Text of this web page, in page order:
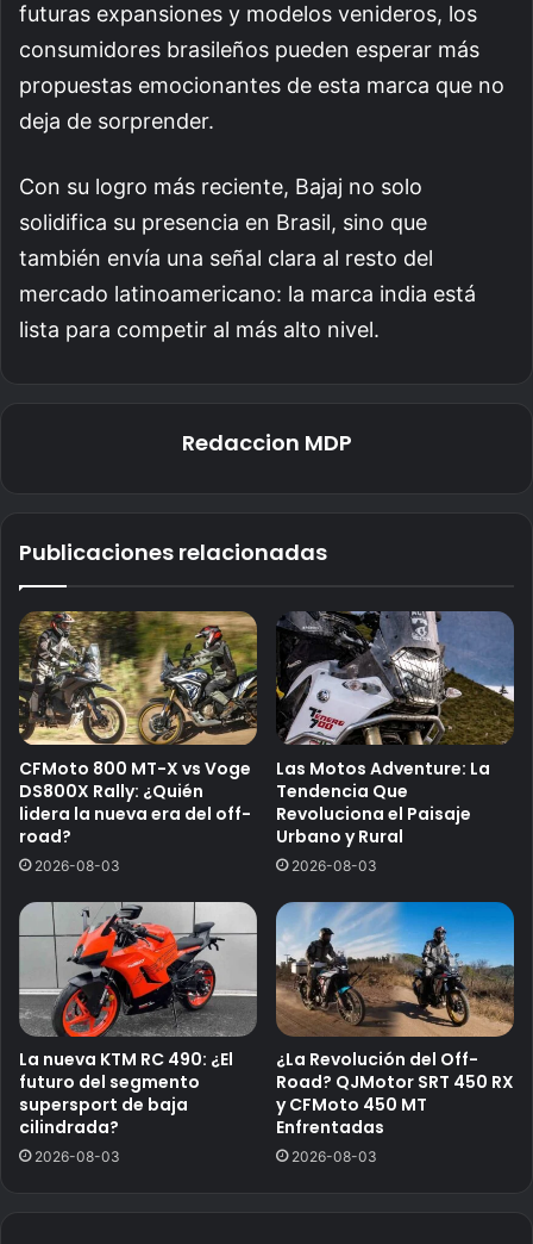
futuras expansiones y modelos venideros, los
consumidores brasileños pueden esperar más
propuestas emocionantes de esta marca que no
deja de sorprender.
Con su logro más reciente, Bajaj no solo
solidifica su presencia en Brasil, sino que
también envía una señal clara al resto del
mercado latinoamericano: la marca india está
lista para competir al más alto nivel.
Redaccion MDP
Publicaciones relacionadas
CFMoto 800 MT-X vs Voge
DS800X Rally: ¿Quién
lidera la nueva era del off-
road?
2026-08-03
Las Motos Adventure: La
Tendencia Que
Revoluciona el Paisaje
Urbano y Rural
2026-08-03
La nueva KTM RC 490: ¿El
futuro del segmento
supersport de baja
cilindrada?
2026-08-03
¿La Revolución del Off-
Road? QJMotor SRT 450 RX
y CFMoto 450 MT
Enfrentadas
2026-08-03